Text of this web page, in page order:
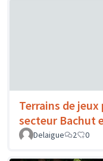
Terrains de
secteur Bachut
Delaigue
2 0